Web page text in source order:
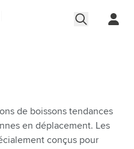
de boissons tendances
en déplacement. Les
conçus pour